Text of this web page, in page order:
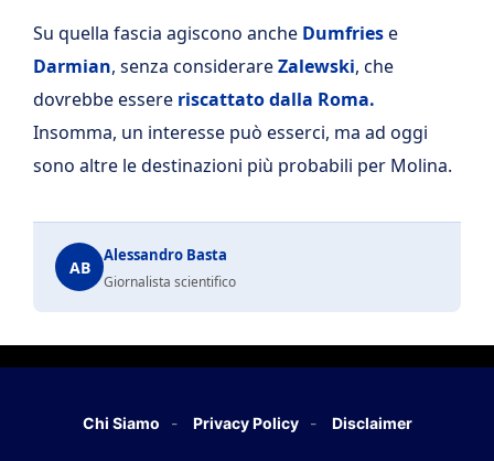
Su quella fascia agiscono anche Dumfriese
Darmian, senza considerareZalewski, che
dovrebbe essere riscattato dalla Roma.
Insomma, un interesse può esserci, ma ad oggi
sono altre le destinazioni più probabili per Molina.
AB
Alessandro Basta
Giornalista scientifico
Chi Siamo Privacy Policy Disclaimer